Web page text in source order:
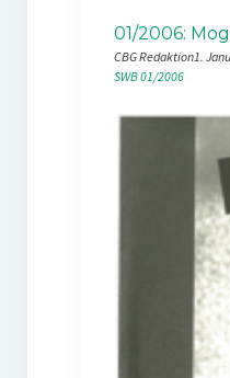
01/2006:
CBG Redaktion1.
SWB 01/2006